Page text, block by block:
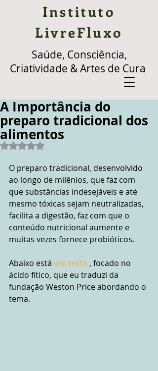
Instituto
LivreFluxo
Saúde, Consciência,
Criatividade & Artes de Cura
A Importância do
preparo tradicional dos
alimentos
Avaliado com NaN de 5 estrelas.
O preparo tradicional, desenvolvido
ao longo de milênios, que faz com
que substâncias indesejáveis e até
mesmo tóxicas sejam neutralizadas,
facilita a digestão, faz com que o
conteúdo nutricional aumente e
muitas vezes fornece probióticos.
Abaixo está um texto , focado no
ácido fítico, que eu traduzi da
fundação Weston Price abordando o
tema.